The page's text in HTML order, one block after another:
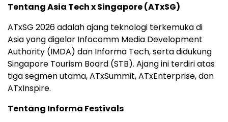
Tentang Asia Tech x Singapore (ATxSG)
ATxSG 2026 adalah ajang teknologi terkemuka di
Asia yang digelar Infocomm Media Development
Authority (IMDA) dan Informa Tech, serta didukung
Singapore Tourism Board (STB). Ajang ini terdiri atas
tiga segmen utama, ATxSummit, ATxEnterprise, dan
ATxInspire.
Tentang Informa Festivals